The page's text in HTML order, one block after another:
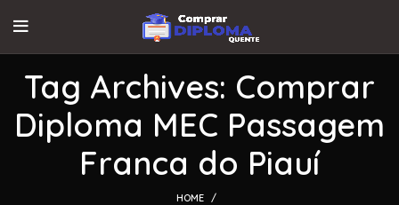
Tag Archives: Comprar
Diploma MEC Passagem
Franca do Piauí
HOME